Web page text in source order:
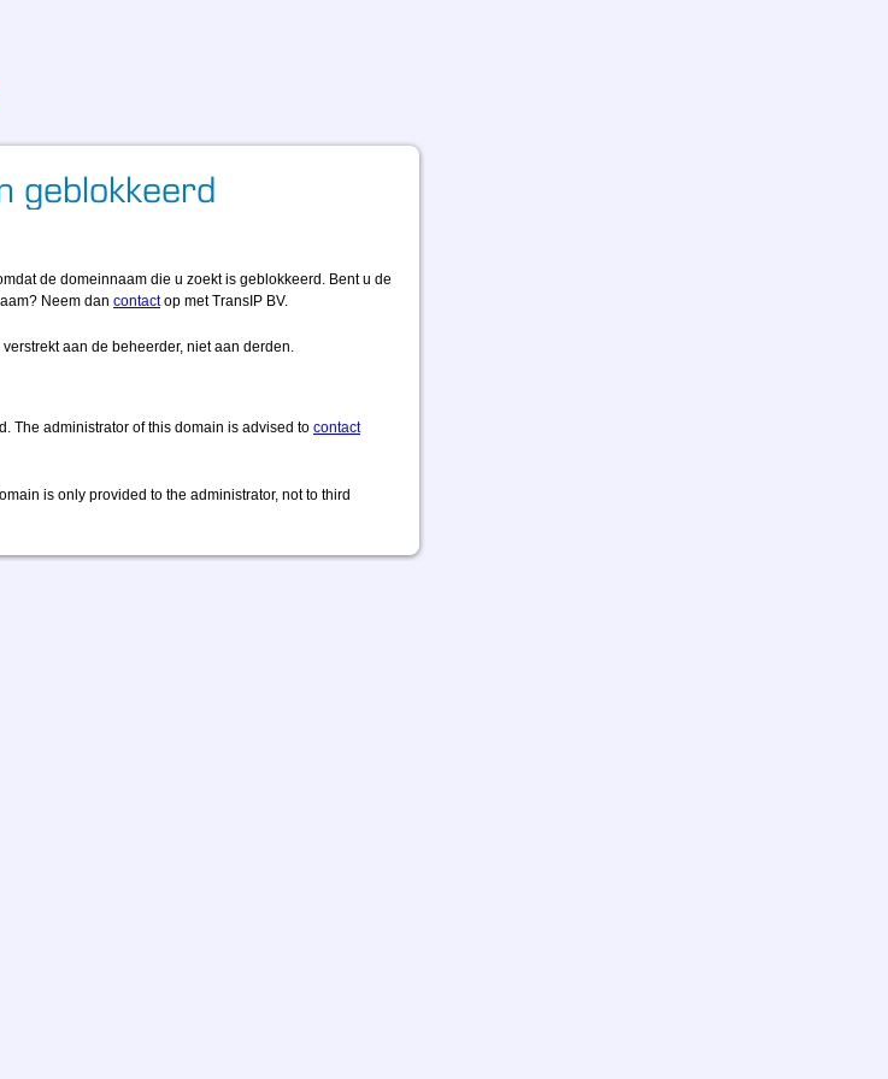
de domeinnaam die u zoekt is geblokkeerd. Bent u de
Neem dan contactop met TransIP BV.
aan de beheerder, niet aan derden.
The administrator of this domain is advised to contact
is only provided to the administrator, not to third